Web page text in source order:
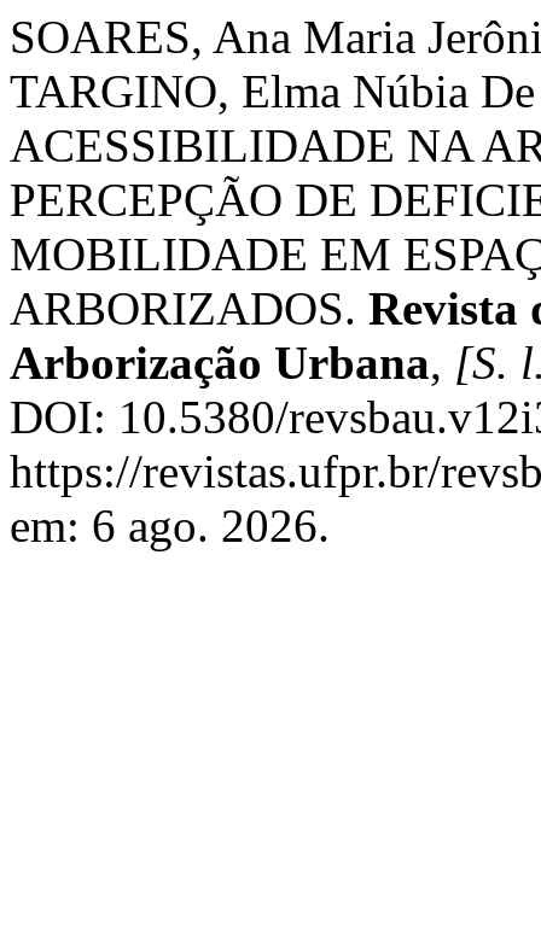
SOARES, Ana Maria
TARGINO, Elma Núbia
ACESSIBILIDADE NA
PERCEPÇÃO DE
MOBILIDADE EM
ARBORIZADOS. Revista
Arborização Urbana, [S.
DOI: 10.5380/
https://revistas.ufpr.br/
em: 6 ago. 2026.